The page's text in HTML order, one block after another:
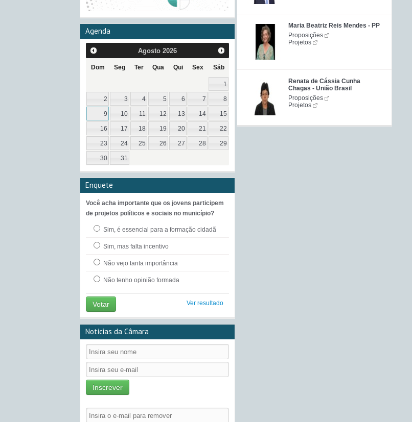
Maria Beatriz Reis Mendes - PP
Proposições
Projetos
Renata de Cássia Cunha
Chagas - União Brasil
Proposições
Projetos
Agenda
Agosto 2026
Dom Seg Ter Qua Qui Sex Sáb
1
2 3 4 5 6 7 8
9 10 11 12 13 14 15
16 17 18 19 20 21 22
23 24 25 26 27 28 29
30 31
Enquete
Você acha importante que os jovens participem
de projetos políticos e sociais no município?
Sim, é essencial para a formação cidadã
Sim, mas falta incentivo
Não vejo tanta importância
Não tenho opinião formada
Votar Ver resultado
Notícias da Câmara
Inscrever